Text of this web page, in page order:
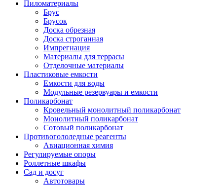
Пиломатериалы
Брус
Брусок
Доска обрезная
Доска строганная
Импрегнация
Материалы для террасы
Отделочные материалы
Пластиковые емкости
Емкости для воды
Модульные резервуары и емкости
Поликарбонат
Кровельный монолитный поликарбонат
Монолитный поликарбонат
Сотовый поликарбонат
Противогололедные реагенты
Авиационная химия
Регулируемые опоры
Роллетные шкафы
Сад и досуг
Автотовары